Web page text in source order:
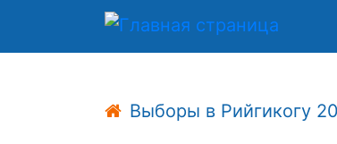
Выборы в Рийгикогу